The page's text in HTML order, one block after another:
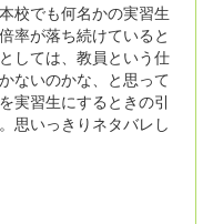
校でも何名かの実習生
率が落ち続けていると
しては、教員という仕
ないのかな、と思って
実習生にするときの引
思いっきりネタバレし